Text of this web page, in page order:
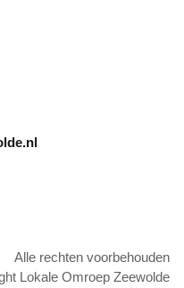
Alle rechten voorbehouden
Lokale Omroep Zeewolde